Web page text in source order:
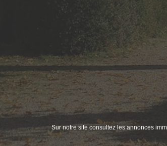
Sur notre site consultez les annonces